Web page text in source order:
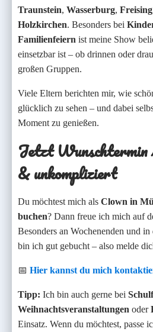
Traunstein, Wasserburg, Freising
Holzkirchen. Besonders bei
Familienfeiern ist meine Show
einsetzbar ist – ob drinnen oder
großen Gruppen.
Viele Eltern berichten mir, wie
glücklich zu sehen – und dabei
Moment zu genießen.
Jetzt Wunschtermin
& unkompliziert
Du möchtest mich als Clown in
buchen? Dann freue ich mich auf
Besonders an Wochenenden und
bin ich gut gebucht – also melde
📅 Hier kannst du mich
Tipp: Ich bin auch gerne bei
Weihnachtsveranstaltungen oder
Einsatz. Wenn du möchtest, passe